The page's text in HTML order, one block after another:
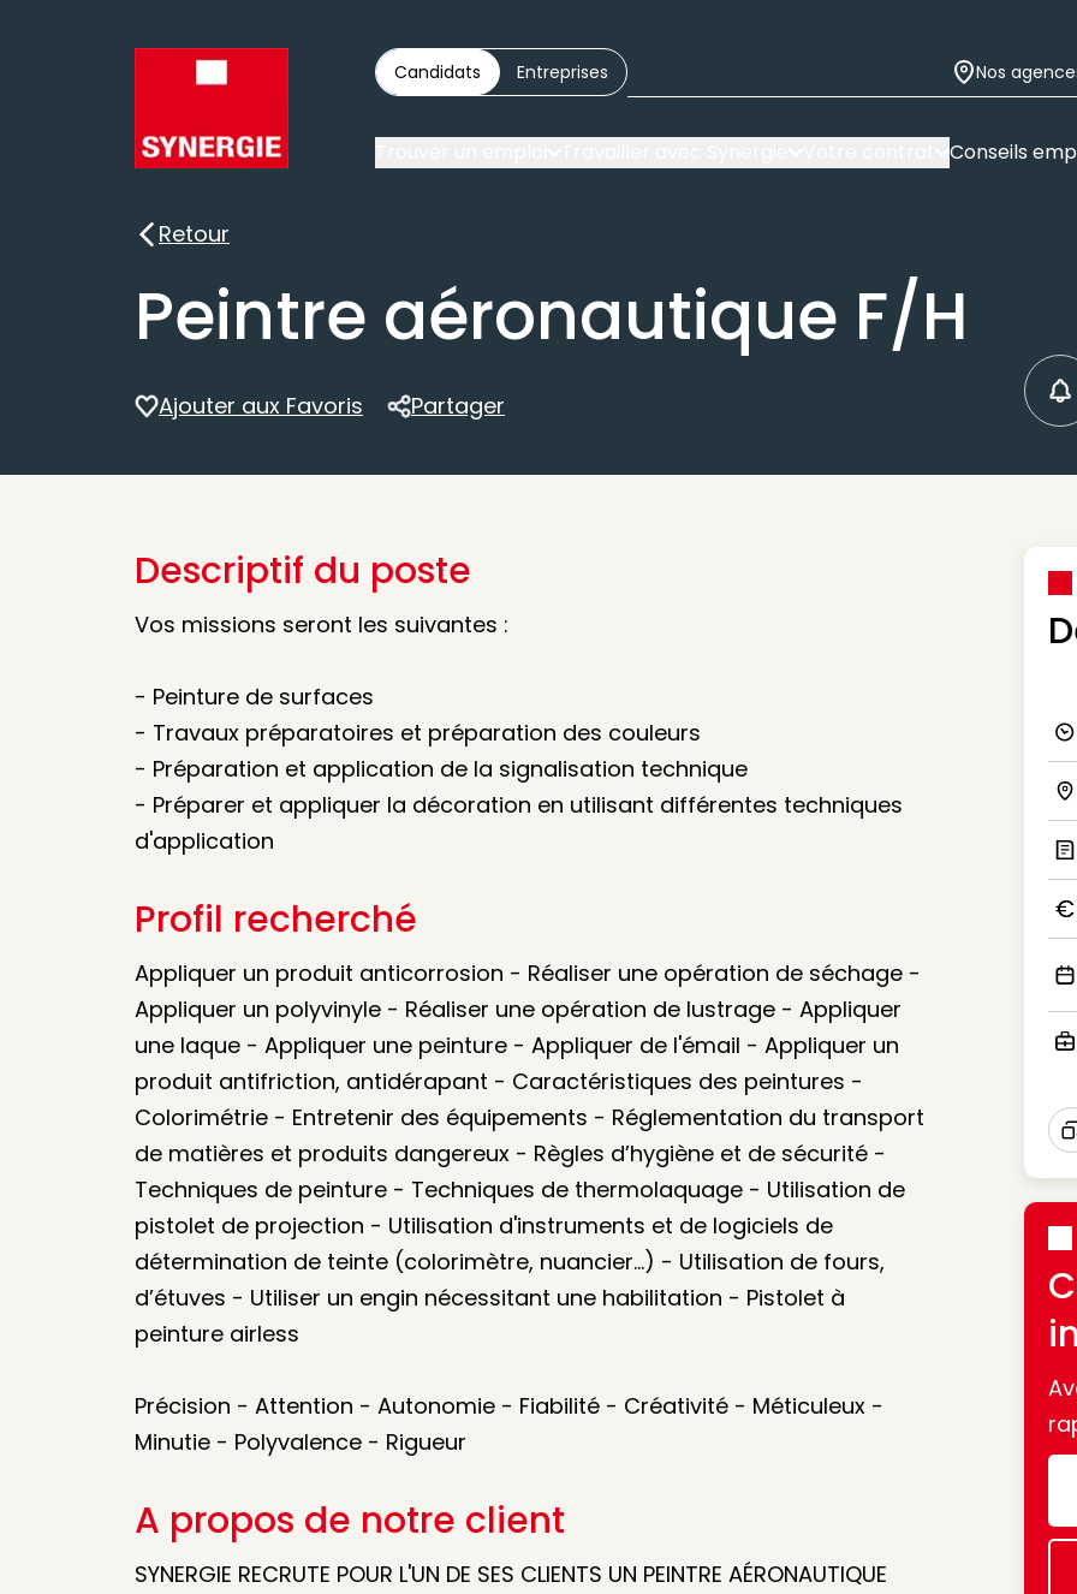
Candidats Entreprises Nos
Conseils
Retour
Retour
Peintre aéronautique F/H
Ajouter aux Favoris
Partager
Partager
Descriptif du poste
Vos missions seront les suivantes :
- Peinture de surfaces
- Travaux préparatoires et préparation des couleurs
- Préparation et application de la signalisation technique
- Préparer et appliquer la décoration en utilisant différentes techniques
d'application
Profil recherché
Appliquer un produit anticorrosion - Réaliser une opération de séchage -
Appliquer un polyvinyle - Réaliser une opération de lustrage - Appliquer
une laque - Appliquer une peinture - Appliquer de l'émail - Appliquer un
produit antifriction, antidérapant - Caractéristiques des peintures -
Colorimétrie - Entretenir des équipements - Réglementation du transport
de matières et produits dangereux - Règles d’hygiène et de sécurité -
Techniques de peinture - Techniques de thermolaquage - Utilisation de
pistolet de projection - Utilisation d'instruments et de logiciels de
détermination de teinte (colorimètre, nuancier...) - Utilisation de fours,
d’étuves - Utiliser un engin nécessitant une habilitation - Pistolet à
peinture airless
Précision - Attention - Autonomie - Fiabilité - Créativité - Méticuleux -
Minutie - Polyvalence - Rigueur
A propos de notre client
SYNERGIE RECRUTE POUR L'UN DE SES CLIENTS UN PEINTRE AÉRONAUTIQUE